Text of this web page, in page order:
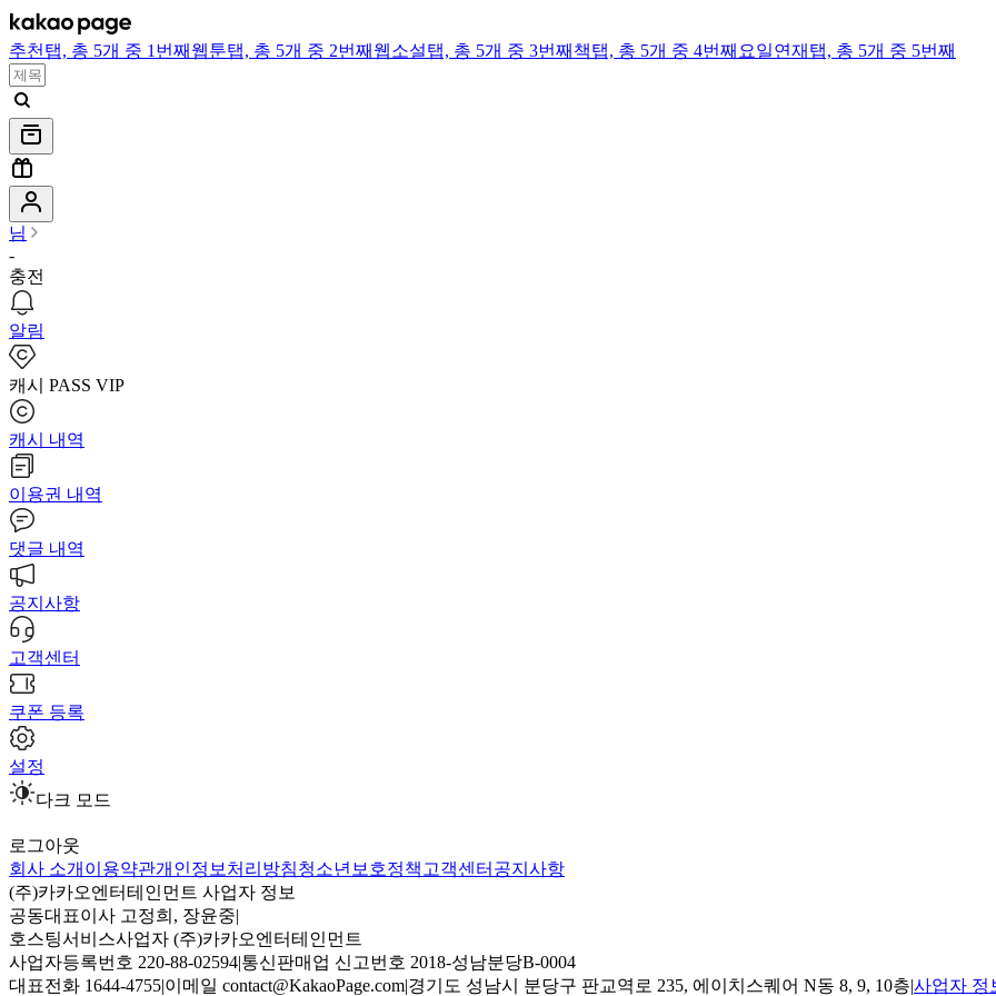
추천 탭, 총 5개 중 1번째 웹툰탭, 총 5개 중 2번째 웹소설탭, 총 5개 중 3번째 책탭, 총 5개 중 4번째 요일연재 탭, 총 5개 중 5번째
님
-
충전
알림
캐시 PASS VIP
캐시 내역
이용권 내역
댓글 내역
공지사항
고객센터
쿠폰 등록
설정
다크 모드
로그아웃
회사 소개 이용약관개인정보처리방침청소년보호정책 고객센터 공지사항
(주)카카오엔터테인먼트 사업자 정보
공동대표이사 고정희, 장윤중|
호스팅서비스사업자 (주)카카오엔터테인먼트
사업자등록번호 220-88-02594|통신판매업 신고번호 2018-성남분당B-0004
대표전화 1644-4755|이메일 contact@KakaoPage.com|경기도 성남시 분당구 판교역로 235, 에이치스퀘어 N동 8, 9, 10층|사업자 정